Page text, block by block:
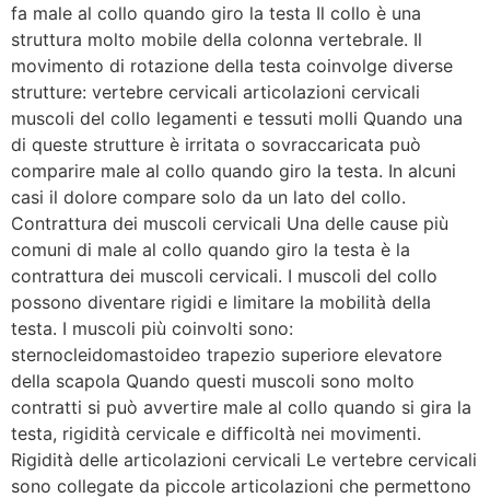
fa male al collo quando giro la testa Il collo è una
struttura molto mobile della colonna vertebrale. Il
movimento di rotazione della testa coinvolge diverse
strutture: vertebre cervicali articolazioni cervicali
muscoli del collo legamenti e tessuti molli Quando una
di queste strutture è irritata o sovraccaricata può
comparire male al collo quando giro la testa. In alcuni
casi il dolore compare solo da un lato del collo.
Contrattura dei muscoli cervicali Una delle cause più
comuni di male al collo quando giro la testa è la
contrattura dei muscoli cervicali. I muscoli del collo
possono diventare rigidi e limitare la mobilità della
testa. I muscoli più coinvolti sono:
sternocleidomastoideo trapezio superiore elevatore
della scapola Quando questi muscoli sono molto
contratti si può avvertire male al collo quando si gira la
testa, rigidità cervicale e difficoltà nei movimenti.
Rigidità delle articolazioni cervicali Le vertebre cervicali
sono collegate da piccole articolazioni che permettono